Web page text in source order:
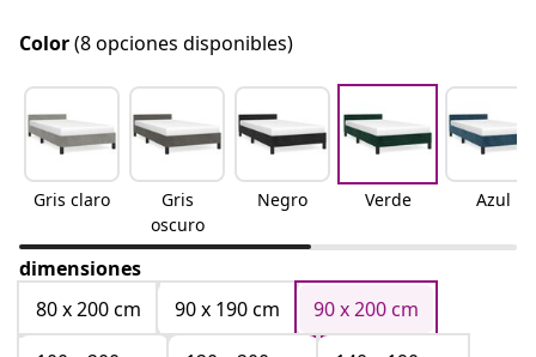
Color(8 opciones disponibles)
Gris claro
Gris
oscuro
Negro Verde Azul
dimensiones
80 x 200 cm
90 x 190 cm
90 x 200 cm